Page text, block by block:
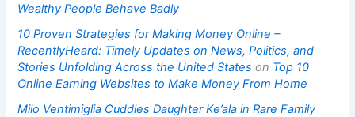
Wealthy People Behave Badly
10 Proven Strategies for Making Money Online –
RecentlyHeard: Timely Updates on News, Politics, and
Stories Unfolding Across the United States on Top 10
Online Earning Websites to Make Money From Home
Milo Ventimiglia Cuddles Daughter Ke’ala in Rare Family